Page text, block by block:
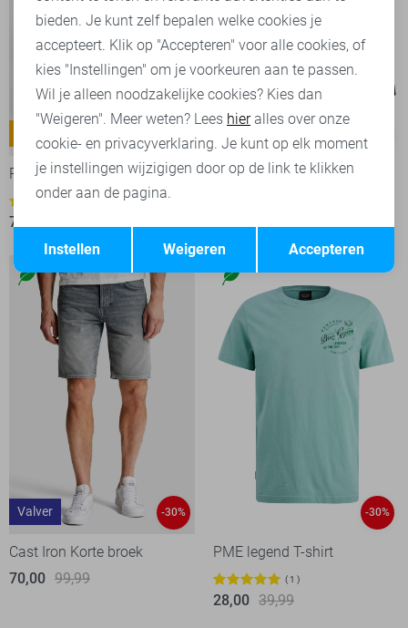
PME legend Jeans
40
76,30
Only Korte broek
Valver -30%
Cast Iron Korte broek
70,00 99,99
-30%
PME legend T-shirt
1
28,00 39,99
Terug Opslaan
bieden. Je kunt zelf bepalen welke cookies je
accepteert. Klik op "Accepteren" voor alle cookies, of
kies "Instellingen" om je voorkeuren aan te passen.
Wil je alleen noodzakelijke cookies? Kies dan
"Weigeren". Meer weten? Lees hieralles over onze
cookie- en privacyverklaring. Je kunt op elk moment
je instellingen wijzigigen door op de link te klikken
onder aan de pagina.
Accepteren
Weigeren
Instellen